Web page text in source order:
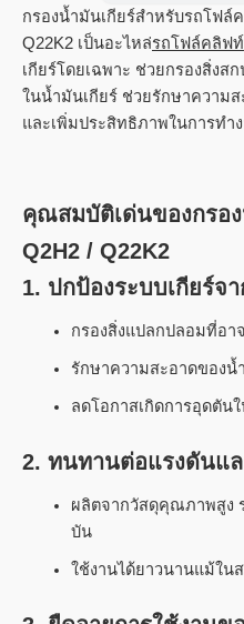
กรองน้ำมันเกียร์สำหรับรถโฟล์
Q22K2 เป็นอะไหล่รถโฟล์คลิฟท์
เกียร์โดยเฉพาะ ช่วยกรองสิ่งส
ในน้ำมันเกียร์ ช่วยรักษาความ
และเพิ่มประสิทธิภาพในการทำ
คุณสมบัติเด่นของกรอ
Q2H2 / Q22K2
1. ปกป้องระบบเกียร์จ
กรองสิ่งแปลกปลอมที่อา
รักษาความสะอาดของน้
ลดโอกาสเกิดการอุดตัน
2. ทนทานต่อแรงดันแ
ผลิตจากวัสดุคุณภาพสูง
บัน
ใช้งานได้ยาวนานแม้ใน